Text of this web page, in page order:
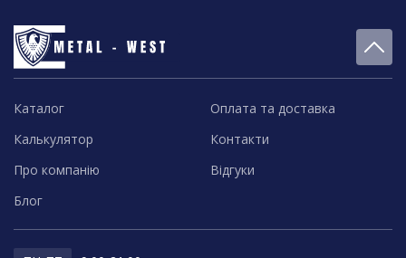
Каталог
Калькулятор
Про компанію
Блог
Оплата та доставка
Контакти
Відгуки